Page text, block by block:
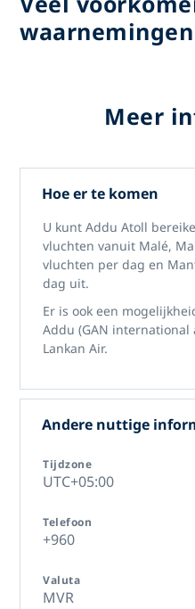
Meer
Hoe er te komen
U kunt Addu Atoll
vluchten vanuit Malé,
vluchten per dag en
dag uit.
Er is ook een
Addu (GAN
Lankan Air.
Andere nuttige
Tijdzone
UTC+05:00
Telefoon
+960
Valuta
MVR